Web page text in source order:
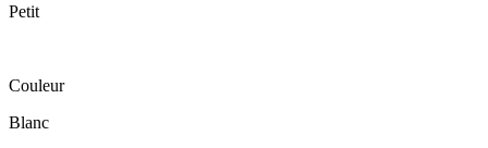
Petit
Couleur
Blanc